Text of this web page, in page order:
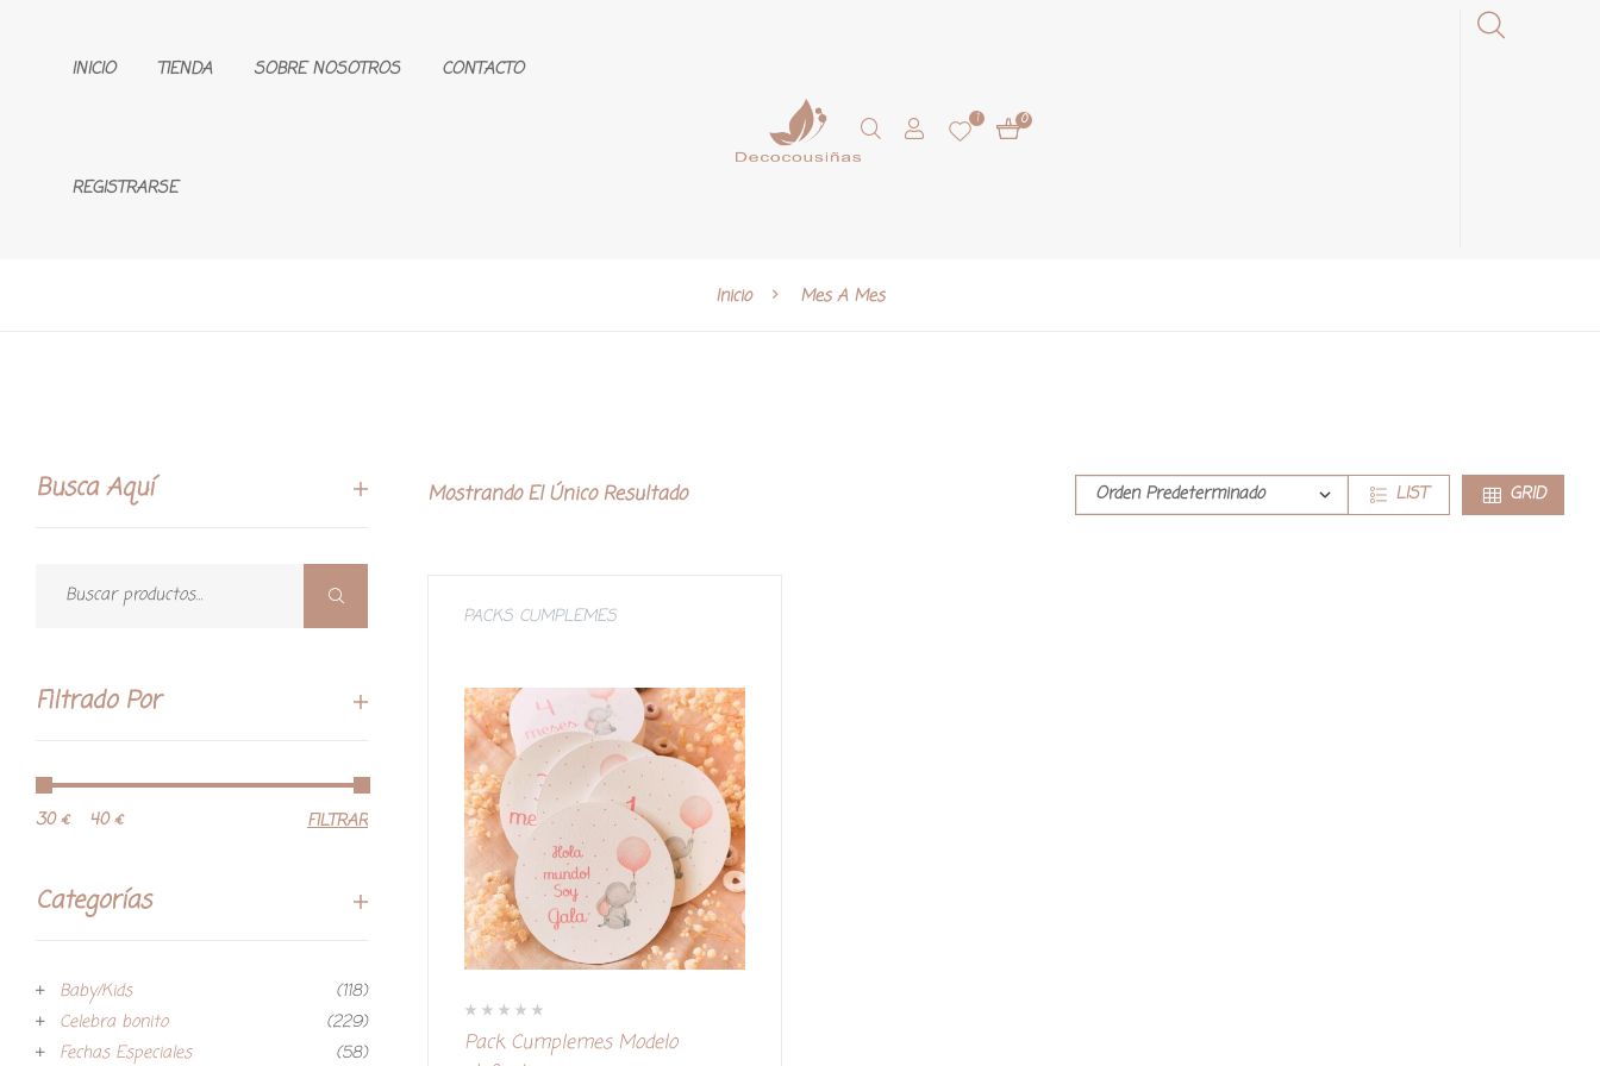
INICIO TIENDA SOBRE NOSOTROS CONTACTO
REGISTRARSE
1 0
Inicio Mes A Mes
Mostrando El Único Resultado LIST GRID
PACKS CUMPLEMES
Pack Cumplemes Modelo
a
Busca Aquí
Filtrado Por
FILTRAR
30 € 40 €
Categorías
Baby/Kids
(118)
Celebra bonito
(229)
Fechas Especiales
(58)